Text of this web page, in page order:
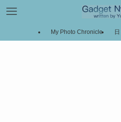
My Photo Chronicle